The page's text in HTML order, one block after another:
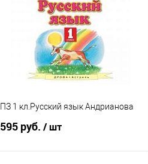
В избранное
В наличии
ПЗ 1 кл.Русский язык Андрианова
595 руб. / шт